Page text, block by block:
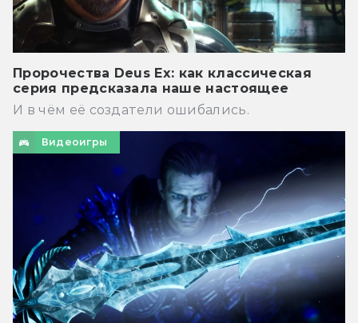
Пророчества Deus Ex: как классическая
серия предсказала наше настоящее
И в чём её создатели ошибались.
Видеоигры